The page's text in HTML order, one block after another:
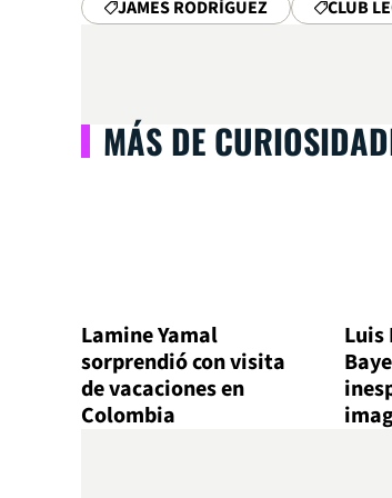
JAMES RODRÍGUEZ CLUB
MÁS DE
Lamine Yamal
sorprendió con visita
de vacaciones en
Colombia
Luis